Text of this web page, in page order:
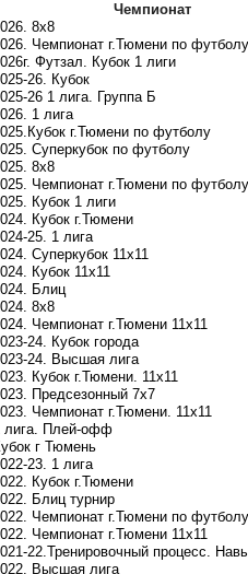
Чемпионат
8х8
Чемпионат г.Тюмени по футболу
Футзал. Кубок 1 лиги
26. Кубок
26 1 лига. Группа Б
1 лига
г.Тюмени по футболу
Суперкубок по футболу
8х8
Чемпионат г.Тюмени по
Кубок 1 лиги
Кубок г.Тюмени
25. 1 лига
Суперкубок 11х11
Кубок 11х11
Блиц
8х8
Чемпионат г.Тюмени 11х11
24. Кубок города
24. Высшая лига
Кубок г.Тюмени. 11х11
Предсезонный 7х7
Чемпионат г.Тюмени. 11х11
лига. Плей-офф
г Тюмень
23. 1 лига
Кубок г.Тюмени
Блиц турнир
Чемпионат г.Тюмени по
Чемпионат г.Тюмени 11х11
22.Тренировочный процесс.
Высшая лига